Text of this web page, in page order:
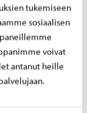
tukemiseen
sosiaalisen
voivat
antanut heille
monia eri
ideoita ja intoa